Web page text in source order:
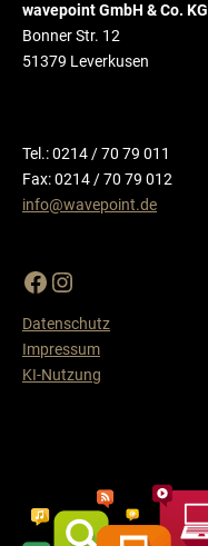
wavepoint GmbH & Co. KG
Bonner Str. 12
51379 Leverkusen
Tel.: 0214 / 70 79 011
Fax: 0214 / 70 79 012
info@wavepoint.de
Datenschutz
Impressum
KI-Nutzung